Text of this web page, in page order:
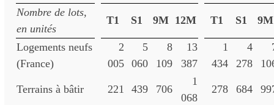
Nombre de lots,
en unités
T1 S1 9M 12M T1 S1 9M
Logements neufs
(France)
2
005
5
060
8
109
13
387
1
434
4
278
Terrains à bâtir 221 439 706
1
068
278 684